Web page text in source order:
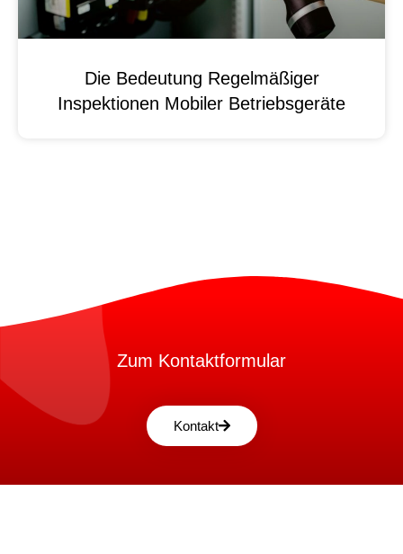
Die Bedeutung Regelmäßiger
Inspektionen Mobiler Betriebsgeräte
Zum Kontaktformular
Kontakt